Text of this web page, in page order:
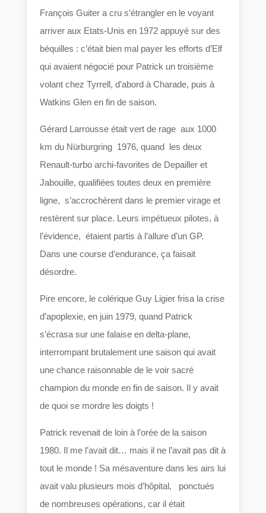
François Guiter a cru s’étrangler en le voyant
arriver aux Etats-Unis en 1972 appuyé sur des
béquilles : c’était bien mal payer les efforts d’Elf
qui avaient négocié pour Patrick un troisième
volant chez Tyrrell, d’abord à Charade, puis à
Watkins Glen en fin de saison.
Gérard Larrousse était vert de rage aux 1000
km du Nürburgring 1976, quand les deux
Renault-turbo archi-favorites de Depailler et
Jabouille, qualifiées toutes deux en première
ligne, s’accrochèrent dans le premier virage et
restèrent sur place. Leurs impétueux pilotes, à
l’évidence, étaient partis à l’allure d’un GP.
Dans une course d’endurance, ça faisait
désordre.
Pire encore, le colérique Guy Ligier frisa la crise
d’apoplexie, en juin 1979, quand Patrick
s’écrasa sur une falaise en delta-plane,
interrompant brutalement une saison qui avait
une chance raisonnable de le voir sacré
champion du monde en fin de saison. Il y avait
de quoi se mordre les doigts !
Patrick revenait de loin à l’orée de la saison
1980. Il me l’avait dit… mais il ne l’avait pas dit à
tout le monde ! Sa mésaventure dans les airs lui
avait valu plusieurs mois d’hôpital, ponctués
de nombreuses opérations, car il était